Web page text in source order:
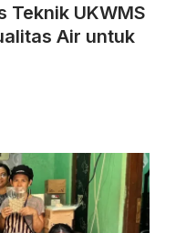
Teknik UKWMS
Air untuk